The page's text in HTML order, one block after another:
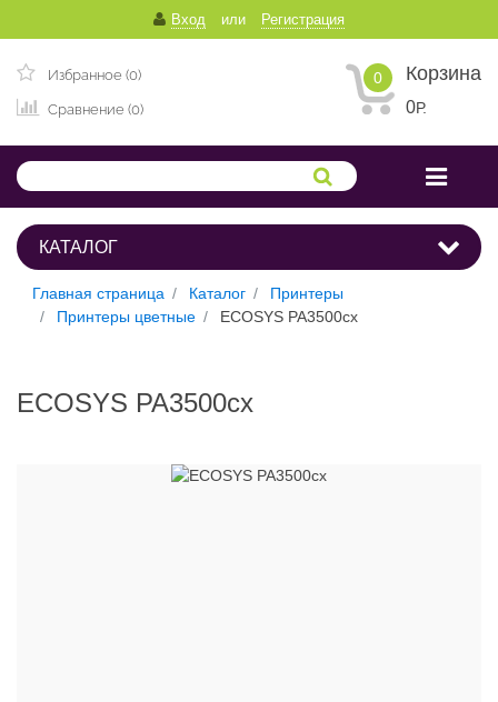
Вход или Регистрация
Избранное (0)
Сравнение (0)
0 Корзина
0Р.
КАТАЛОГ
Главная страница Каталог
Принтеры
Принтеры цветные
ECOSYS PA3500cx
ECOSYS PA3500cx